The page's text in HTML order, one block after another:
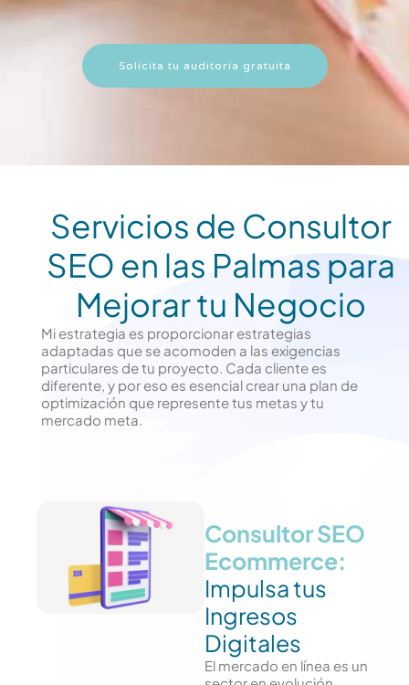
Solicita tu auditoría gratuita
Servicios de Consultor
SEO en las Palmas para
Mejorar tu Negocio
Mi estrategia es proporcionar estrategias
adaptadas que se acomoden a las exigencias
particulares de tu proyecto. Cada cliente es
diferente, y por eso es esencial crear una plan de
optimización que represente tus metas y tu
mercado meta.
Consultor SEO
Ecommerce:
Impulsa tus
Ingresos
Digitales
El mercado en línea es un